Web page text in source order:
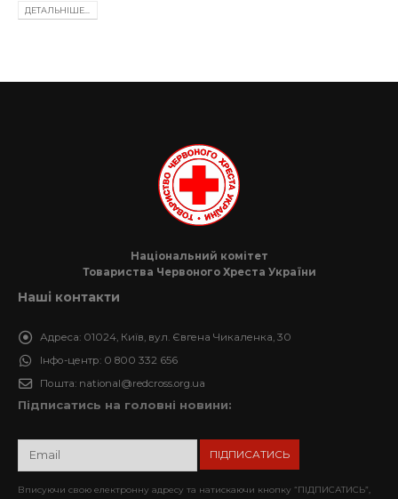
ДЕТАЛЬНIШЕ...
Національний комітет
Товариства Червоного Хреста України
Наші контакти
Адреса: 01024, Київ, вул. Євгена Чикаленка, 30
Інфо-центр: 0 800 332 656
Пошта: national@redcross.org.ua
Підписатись на головні новини:
Вписуючи свою електронну адресу та натискаючи кнопку “ПІДПИСАТИСЬ”,